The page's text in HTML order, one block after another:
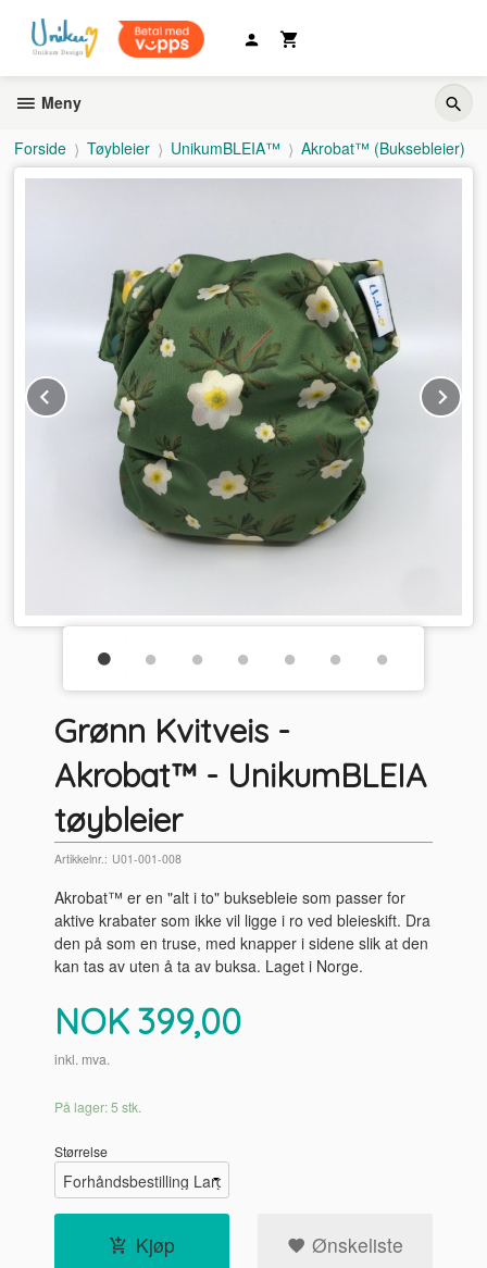
innholdet
Meny
Forside Tøybleier UnikumBLEIA™ Akrobat™ (Buksebleier)
Prev
Grønn Kvitveis -
Akrobat™ - UnikumBLEIA
tøybleier
Artikkelnr.: U01-001-008
Akrobat™ er en "alt i to" buksebleie som passer for
aktive krabater som ikke vil ligge i ro ved bleieskift. Dra
den på som en truse, med knapper i sidene slik at den
kan tas av uten å ta av buksa. Laget i Norge.
Pris
NOK 399,00
inkl. mva.
På lager: 5 stk.
Størrelse
Kjøp Ønskeliste